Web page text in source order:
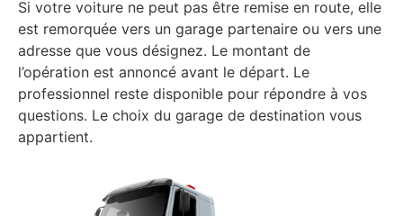
Si votre voiture ne peut pas être remise en route, elle
est remorquée vers un garage partenaire ou vers une
adresse que vous désignez. Le montant de
l’opération est annoncé avant le départ. Le
professionnel reste disponible pour répondre à vos
questions. Le choix du garage de destination vous
appartient.